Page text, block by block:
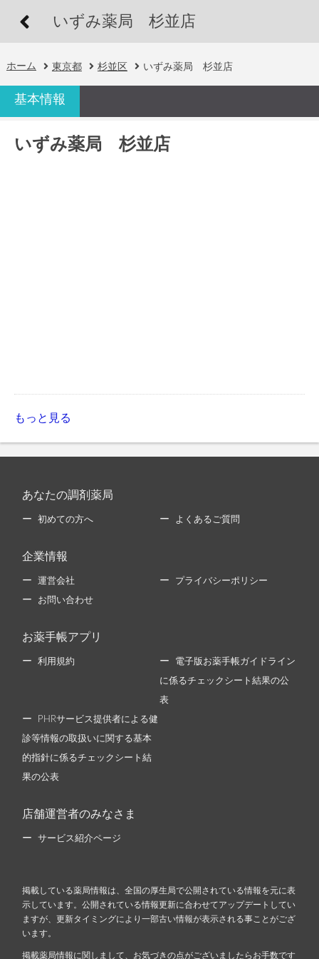
いずみ薬局 杉並店
ホーム 東京都 杉並区 いずみ薬局 杉並店
基本情報
いずみ薬局 杉並店
もっと見る
あなたの調剤薬局
初めての方へ よくあるご質問
企業情報
運営会社 プライバシーポリシー
お問い合わせ
お薬手帳アプリ
利用規約 電子版お薬手帳ガイドライン
に係るチェックシート結果の公
表
PHRサービス提供者による健
診等情報の取扱いに関する基本
的指針に係るチェックシート結
果の公表
店舗運営者のみなさま
サービス紹介ページ
掲載している薬局情報は、全国の厚生局で公開されている情報を元に表
示しています。公開されている情報更新に合わせてアップデートしてい
ますが、更新タイミングにより一部古い情報が表示される事ことがござ
います。
掲載薬局情報に関しまして、お気づきの点がございましたらお手数です